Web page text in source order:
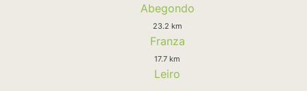
Abegondo
23.2 km
Franza
17.7 km
Leiro